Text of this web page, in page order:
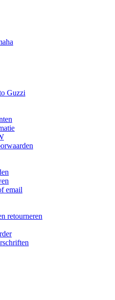
Guzzi
email
retourneren